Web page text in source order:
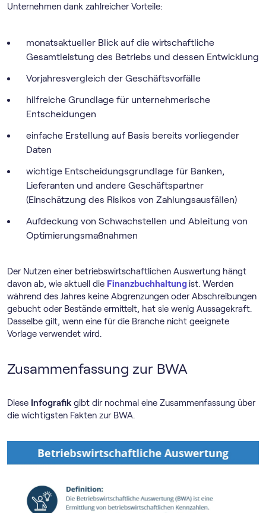
Unternehmen dank zahlreicher Vorteile:
monatsaktueller Blick auf die wirtschaftliche
Gesamtleistung des Betriebs und dessen Entwicklung
Vorjahresvergleich der Geschäftsvorfälle
hilfreiche Grundlage für unternehmerische
Entscheidungen
einfache Erstellung auf Basis bereits vorliegender
Daten
wichtige Entscheidungsgrundlage für Banken,
Lieferanten und andere Geschäftspartner
(Einschätzung des Risikos von Zahlungsausfällen)
Aufdeckung von Schwachstellen und Ableitung von
Optimierungsmaßnahmen
Der Nutzen einer betriebswirtschaftlichen Auswertung hängt
davon ab, wie aktuell die Finanzbuchhaltung ist. Werden
während des Jahres keine Abgrenzungen oder Abschreibungen
gebucht oder Bestände ermittelt, hat sie wenig Aussagekraft.
Dasselbe gilt, wenn eine für die Branche nicht geeignete
Vorlage verwendet wird.
Zusammenfassung zur BWA
Diese Infografik gibt dir nochmal eine Zusammenfassung über
die wichtigsten Fakten zur BWA.